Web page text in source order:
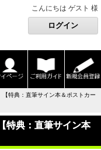
こんにちは ゲスト 様
特典：直筆サイン本＆ポストカー
特典：直筆サイン本